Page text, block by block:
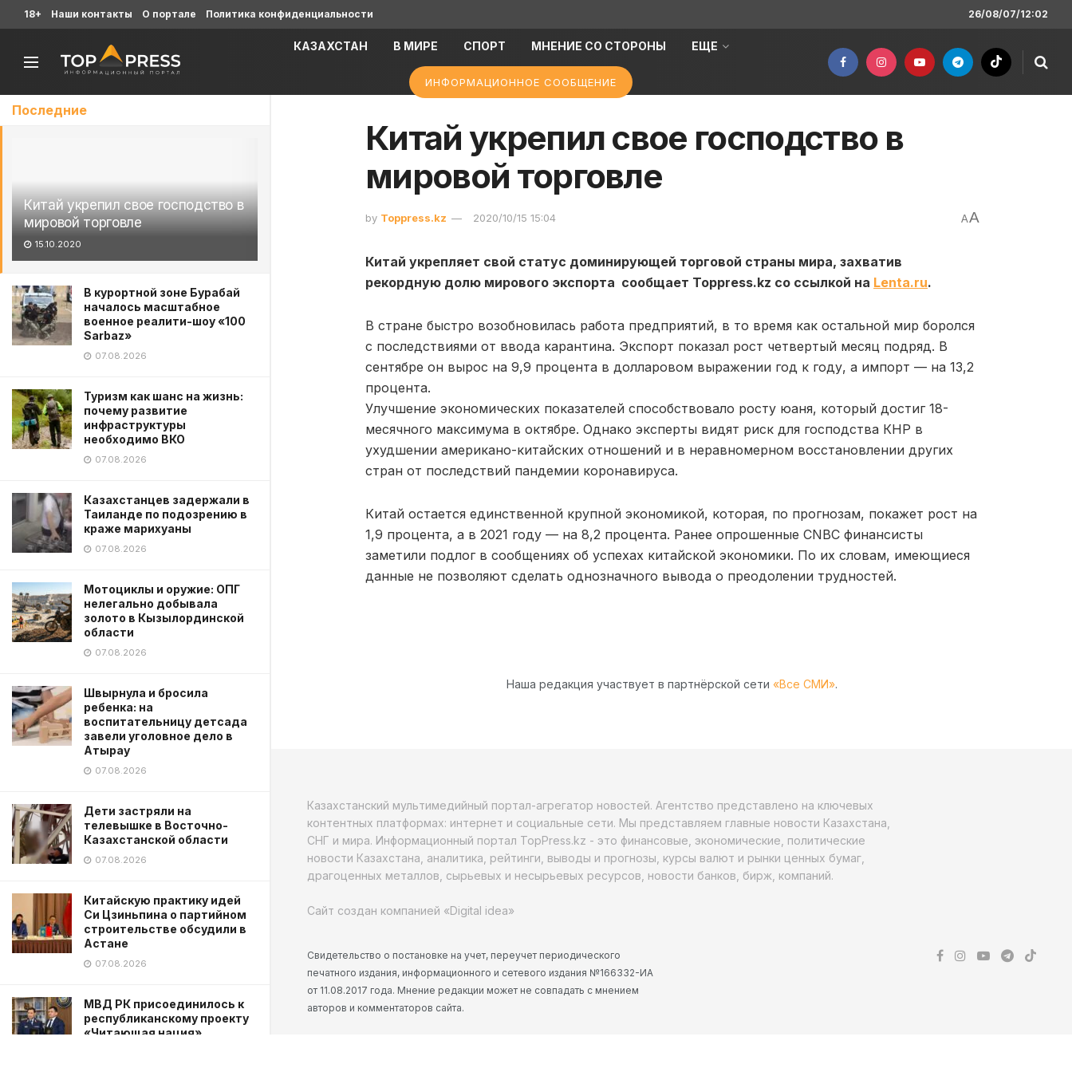
Последние
Китай укрепил свое господство в
мировой торговле
15.10.2020
В курортной зоне Бурабай
началось масштабное
военное реалити-шоу «100
Sarbaz»
07.08.2026
Туризм как шанс на жизнь:
почему развитие
инфраструктуры
необходимо ВКО
07.08.2026
Казахстанцев задержали в
Таиланде по подозрению в
краже марихуаны
07.08.2026
Мотоциклы и оружие: ОПГ
нелегально добывала
золото в Кызылординской
области
07.08.2026
Швырнула и бросила
ребенка: на
воспитательницу детсада
завели уголовное дело в
Атырау
07.08.2026
Дети застряли на
телевышке в Восточно-
Казахстанской области
07.08.2026
Китайскую практику идей
Си Цзиньпина о партийном
строительстве обсудили в
Астане
07.08.2026
МВД РК присоединилось к
республиканскому проекту
«Читающая нация»
18+ Наши контакты О портале Политика конфиденциальности 26/08/07/12:02
КАЗАХСТАН В МИРЕ СПОРТ МНЕНИЕ СО СТОРОНЫ ЕЩЕ
ИНФОРМАЦИОННОЕ СООБЩЕНИЕ
Китай укрепил свое господство в
мировой торговле
by Toppress.kz 2020/10/15 15:04 AA
Китай укрепляет свой статус доминирующей торговой страны мира, захватив
рекордную долю мирового экспорта сообщает Toppress.kz со ссылкой на Lenta.ru.
В стране быстро возобновилась работа предприятий, в то время как остальной мир боролся
с последствиями от ввода карантина. Экспорт показал рост четвертый месяц подряд. В
сентябре он вырос на 9,9 процента в долларовом выражении год к году, а импорт — на 13,2
процента.
Улучшение экономических показателей способствовало росту юаня, который достиг 18-
месячного максимума в октябре. Однако эксперты видят риск для господства КНР в
ухудшении американо-китайских отношений и в неравномерном восстановлении других
стран от последствий пандемии коронавируса.
Китай остается единственной крупной экономикой, которая, по прогнозам, покажет рост на
1,9 процента, а в 2021 году — на 8,2 процента. Ранее опрошенные CNBC финансисты
заметили подлог в сообщениях об успехах китайской экономики. По их словам, имеющиеся
данные не позволяют сделать однозначного вывода о преодолении трудностей.
Наша редакция участвует в партнёрской сети «Все СМИ».
Казахстанский мультимедийный портал-агрегатор новостей. Агентство представлено на ключевых
контентных платформах: интернет и социальные сети. Мы представляем главные новости Казахстана,
СНГ и мира. Информационный портал TopPress.kz - это финансовые, экономические, политические
новости Казахстана, аналитика, рейтинги, выводы и прогнозы, курсы валют и рынки ценных бумаг,
драгоценных металлов, сырьевых и несырьевых ресурсов, новости банков, бирж, компаний.
Сайт создан компанией «Digital idea»
Свидетельство о постановке на учет, переучет периодического
печатного издания, информационного и сетевого издания №166332-ИА
от 11.08.2017 года. Мнение редакции может не совпадать с мнением
авторов и комментаторов сайта.